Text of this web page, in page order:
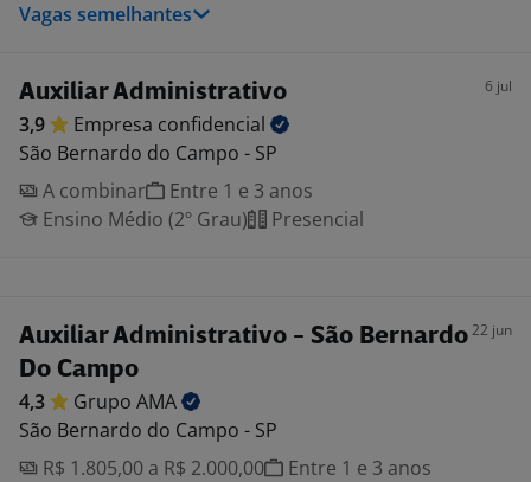
Vagas semelhantes
Auxiliar Administrativo 6 jul
3,9 Empresa confidencial
São Bernardo do Campo - SP
A combinar
Entre 1 e 3 anos
Ensino Médio (2º Grau)
Presencial
Auxiliar Administrativo - São Bernardo
Do Campo
22 jun
4,3 Grupo AMA
São Bernardo do Campo - SP
R$ 1.805,00 a R$ 2.000,00
Entre 1 e 3 anos